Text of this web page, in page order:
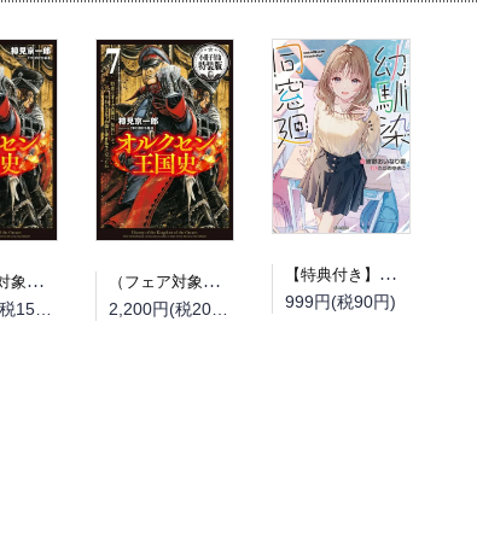
（フェア対象商品）【予約】【特典付き】オルクセン王国史~野蛮なオークの国は、如何にして平和なエルフの国を焼き払うに至ったか~ 7（08/12頃発送予定）
（フェア対象商品）【予約】【特典付き】オルクセン王国史~野蛮なオークの国は、如何にして平和なエルフの国を焼き払うに至ったか~ 7 小冊子付き特装版（08/12頃発送予定）
【特典付き】幼馴染同窓廻
999円(税90円)